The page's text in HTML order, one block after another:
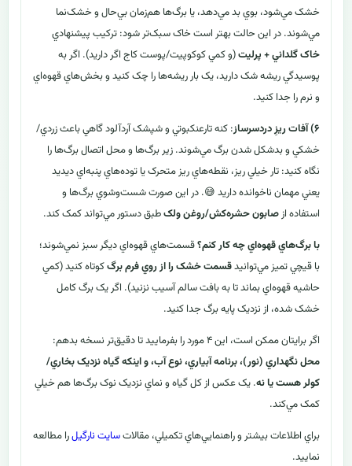
خشک مي‌شود، بوي بد مي‌دهد، يا برگ‌ها هم‌زمان بي‌حال و خشک‌نما
مي‌شوند. در اين حالت بهتر است خاک سبک‌تر شود: ترکيب پيشنهادي
خاک گلداني + پرليت(و کمي کوکوپيت/پوست کاج اگر داريد). اگر به
پوسيدگي ريشه شک داريد، يک بار ريشه‌ها را چک کنيد و بخش‌هاي قهوه‌اي
و نرم را جدا کنيد.
۶) آفات ريزِ دردسرساز
: کنه تارعنکبوتي و شپشک آردآلود گاهي باعث زردي/
خشکي و بدشکل شدن برگ مي‌شوند. زير برگ‌ها و محل اتصال برگ‌ها را
نگاه کنيد: تار خيلي ريز، نقطه‌هاي ريز متحرک يا توده‌هاي پنبه‌اي ديديد
يعني مهمان ناخوانده داريد 😅. در اين صورت شست‌وشوي برگ‌ها و
استفاده ازصابون حشره‌کش/روغن ولکطبق دستور مي‌تواند کمک کند.
با برگ‌هاي قهوه‌اي چه کار کنم؟قسمت‌هاي قهوه‌اي ديگر سبز نمي‌شوند؛
با قيچي تميز مي‌توانيدقسمت خشک را از روي فرم برگکوتاه کنيد (کمي
حاشيه قهوه‌اي بماند تا به بافت سالم آسيب نزنيد). اگر يک برگ کامل
خشک شده، از نزديک پايه برگ جدا کنيد.
اگر برايتان ممکن است، اين ۴ مورد را بفرماييد تا دقيق‌تر نسخه بدهم:
محل نگهداري (نور)، برنامه آبياري، نوع آب، و اينکه گياه نزديک بخاري/
کولر هست يا نه. يک عکس از کل گياه و نماي نزديک نوک برگ‌ها هم خيلي
کمک مي‌کند.
براي اطلاعات بيشتر و راهنمايي‌هاي تکميلي، مقالاتسايت نارگيلرا مطالعه
نماييد.